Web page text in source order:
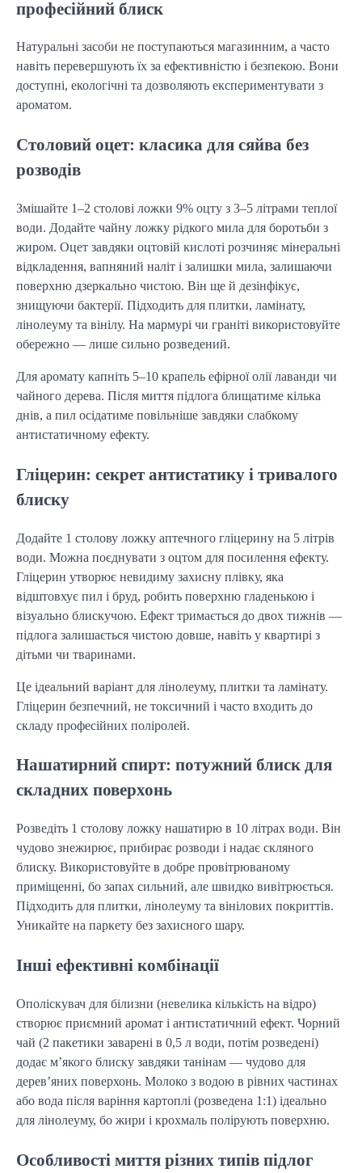
професійний блиск
Натуральні засоби не поступаються магазинним, а часто
навіть перевершують їх за ефективністю і безпекою. Вони
доступні, екологічні та дозволяють експериментувати з
ароматом.
Столовий оцет: класика для сяйва без
розводів
Змішайте 1–2 столові ложки 9% оцту з 3–5 літрами теплої
води. Додайте чайну ложку рідкого мила для боротьби з
жиром. Оцет завдяки оцтовій кислоті розчиняє мінеральні
відкладення, вапняний наліт і залишки мила, залишаючи
поверхню дзеркально чистою. Він ще й дезінфікує,
знищуючи бактерії. Підходить для плитки, ламінату,
лінолеуму та вінілу. На мармурі чи граніті використовуйте
обережно — лише сильно розведений.
Для аромату капніть 5–10 крапель ефірної олії лаванди чи
чайного дерева. Після миття підлога блищатиме кілька
днів, а пил осідатиме повільніше завдяки слабкому
антистатичному ефекту.
Гліцерин: секрет антистатику і тривалого
блиску
Додайте 1 столову ложку аптечного гліцерину на 5 літрів
води. Можна поєднувати з оцтом для посилення ефекту.
Гліцерин утворює невидиму захисну плівку, яка
відштовхує пил і бруд, робить поверхню гладенькою і
візуально блискучою. Ефект тримається до двох тижнів —
підлога залишається чистою довше, навіть у квартирі з
дітьми чи тваринами.
Це ідеальний варіант для лінолеуму, плитки та ламінату.
Гліцерин безпечний, не токсичний і часто входить до
складу професійних поліролей.
Нашатирний спирт: потужний блиск для
складних поверхонь
Розведіть 1 столову ложку нашатирю в 10 літрах води. Він
чудово знежирює, прибирає розводи і надає скляного
блиску. Використовуйте в добре провітрюваному
приміщенні, бо запах сильний, але швидко вивітрюється.
Підходить для плитки, лінолеуму та вінілових покриттів.
Уникайте на паркету без захисного шару.
Інші ефективні комбінації
Ополіскувач для білизни (невелика кількість на відро)
створює приємний аромат і антистатичний ефект. Чорний
чай (2 пакетики заварені в 0,5 л води, потім розведені)
додає м’якого блиску завдяки танінам — чудово для
дерев’яних поверхонь. Молоко з водою в рівних частинах
або вода після варіння картоплі (розведена 1:1) ідеально
для лінолеуму, бо жири і крохмаль полірують поверхню.
Особливості миття різних типів підлог